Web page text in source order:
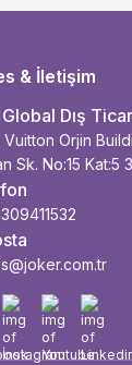
& İletişim
Dış
Vuitton Orjin
Sk. No:15 Kat:5
İnstagram
Youtube